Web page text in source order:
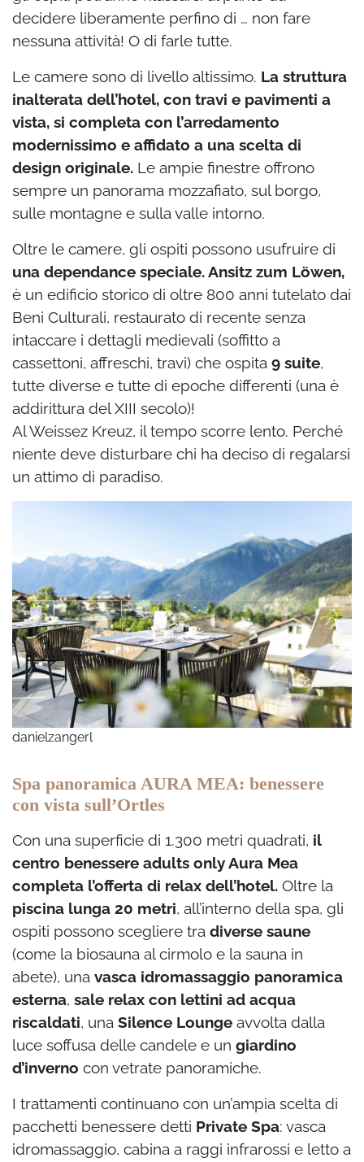
decidere liberamente perfino di … non fare
nessuna attività! O di farle tutte.
Le camere sono di livello altissimo. La struttura
inalterata dell’hotel, con travi e pavimenti a
vista, si completa con l’arredamento
modernissimo e affidato a una scelta di
design originale. Le ampie finestre offrono
sempre un panorama mozzafiato, sul borgo,
sulle montagne e sulla valle intorno.
Oltre le camere, gli ospiti possono usufruire di
una dependance speciale. Ansitz zum Löwen,
è un edificio storico di oltre 800 anni tutelato dai
Beni Culturali, restaurato di recente senza
intaccare i dettagli medievali (soffitto a
cassettoni, affreschi, travi) che ospita 9 suite,
tutte diverse e tutte di epoche differenti (una è
addirittura del XIII secolo)!
Al Weissez Kreuz, il tempo scorre lento. Perché
niente deve disturbare chi ha deciso di regalarsi
un attimo di paradiso.
danielzangerl
Spa panoramica AURA MEA: benessere
con vista sull’Ortles
Con una superficie di 1.300 metri quadrati, il
centro benessere adults only Aura Mea
completa l’offerta di relax dell’hotel. Oltre la
piscina lunga 20 metri, all’interno della spa, gli
ospiti possono scegliere tra diverse saune
(come la biosauna al cirmolo e la sauna in
abete), una vasca idromassaggio panoramica
esterna, sale relax con lettini ad acqua
riscaldati, una Silence Lounge avvolta dalla
luce soffusa delle candele e un giardino
d’inverno con vetrate panoramiche.
I trattamenti continuano con un’ampia scelta di
pacchetti benessere detti Private Spa: vasca
idromassaggio, cabina a raggi infrarossi e letto a